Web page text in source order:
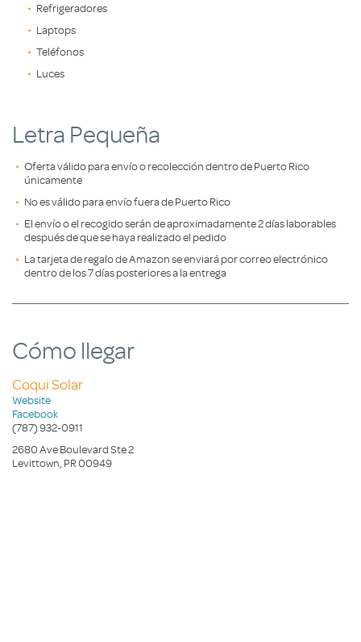
Refrigeradores
Laptops
Teléfonos
Luces
Letra Pequeña
Oferta válido para envío o recolección dentro de Puerto Rico
únicamente
No es válido para envío fuera de Puerto Rico
El envío o el recogido serán de aproximadamente 2 días laborables
después de que se haya realizado el pedido
La tarjeta de regalo de Amazon se enviará por correo electrónico
dentro de los 7 días posteriores a la entrega
Cómo llegar
Coqui Solar
Website
Facebook
(787) 932-0911
2680 Ave Boulevard Ste 2
Levittown, PR 00949